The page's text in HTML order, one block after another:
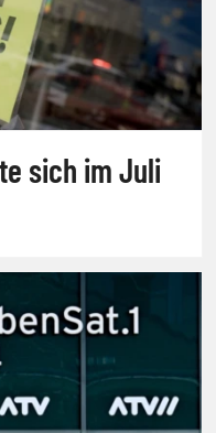
sich im Juli